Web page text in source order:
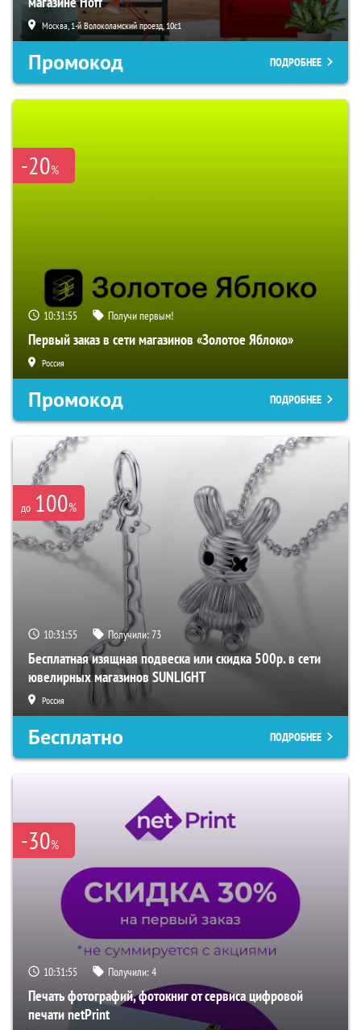
Москва, 1-й Волоколамский проезд, 10с1
Промокод ПОДРОБНЕЕ
-20%
10:31:54 Получи первым!
Первый заказ в сети магазинов «Золотое Яблоко»
Россия
Промокод ПОДРОБНЕЕ
до 100%
10:31:54 Получили:73
Бесплатная изящная подвеска или скидка 500р. в сети
ювелирных магазинов SUNLIGHT
Россия
Бесплатно ПОДРОБНЕЕ
-30%
10:31:54 Получили:4
Печать фотографий, фотокниг от сервиса цифровой
печати netPrint